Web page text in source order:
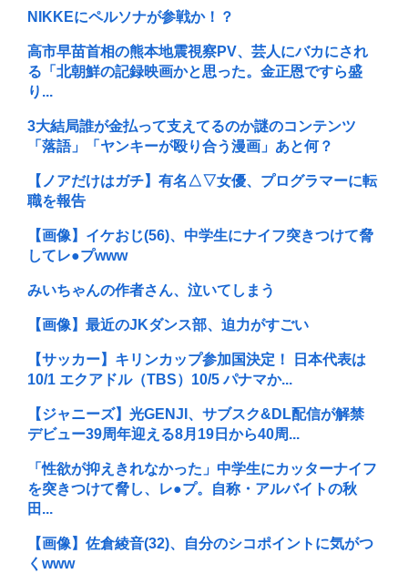
NIKKEにペルソナが参戦か！？
高市早苗首相の熊本地震視察PV、芸人にバカにされ
る「北朝鮮の記録映画かと思った。金正恩ですら盛
り...
3大結局誰が金払って支えてるのか謎のコンテンツ
「落語」「ヤンキーが殴り合う漫画」あと何？
【ノアだけはガチ】有名△▽女優、プログラマーに転
職を報告
【画像】イケおじ(56)、中学生にナイフ突きつけて脅
してレ●プwww
みいちゃんの作者さん、泣いてしまう
【画像】最近のJKダンス部、迫力がすごい
【サッカー】キリンカップ参加国決定！ 日本代表は
10/1 エクアドル（TBS）10/5 パナマか...
【ジャニーズ】光GENJI、サブスク&DL配信が解禁
デビュー39周年迎える8月19日から40周...
「性欲が抑えきれなかった」中学生にカッターナイフ
を突きつけて脅し、レ●プ。自称・アルバイトの秋
田...
【画像】佐倉綾音(32)、自分のシコポイントに気がつ
くwww